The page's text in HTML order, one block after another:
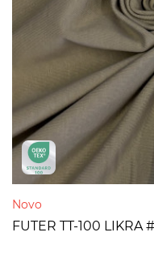
Novo
FUTER TT-100 LIKRA